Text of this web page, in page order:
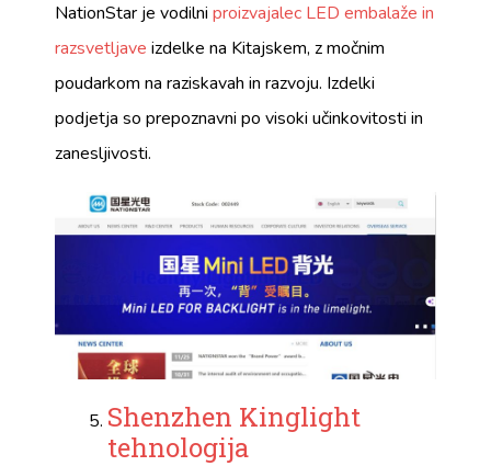
NationStar je vodilni proizvajalec LED embalaže in
razsvetljave izdelke na Kitajskem, z močnim
poudarkom na raziskavah in razvoju. Izdelki
podjetja so prepoznavni po visoki učinkovitosti in
zanesljivosti.
Shenzhen Kinglight
tehnologija